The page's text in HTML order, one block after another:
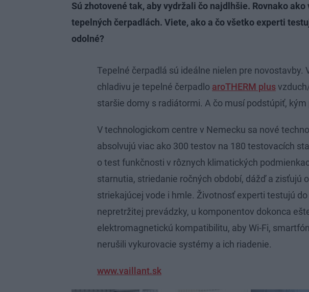
Sú zhotovené tak, aby vydržali čo najdlhšie. Rovnako ako
tepelných čerpadlách. Viete, ako a čo všetko experti
odolné?
Tepelné čerpadlá sú ideálne nielen pre novostavby.
chladivu je tepelné čerpadlo aroTHERM plus
staršie domy s radiátormi. A čo musí podstúpiť,
V technologickom centre v Nemecku sa nové
absolvujú viac ako 300 testov na 180 testovacích
o test funkčnosti v rôznych klimatických
starnutia, striedanie ročných období, dážď a zisťujú
striekajúcej vode i hmle. Životnosť experti testujú do
nepretržitej prevádzky, u komponentov dokonca
elektromagnetickú kompatibilitu, aby Wi-Fi,
nerušili vykurovacie systémy a ich riadenie.
www.vaillant.sk